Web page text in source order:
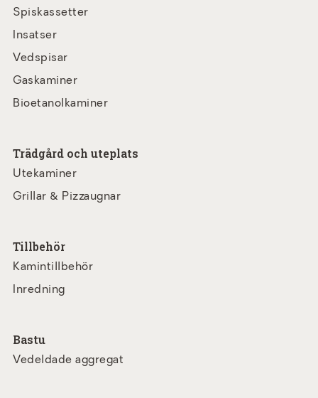
Spiskassetter
Insatser
Vedspisar
Gaskaminer
Bioetanolkaminer
Trädgård och uteplats
Utekaminer
Grillar & Pizzaugnar
Tillbehör
Kamintillbehör
Inredning
Bastu
Vedeldade aggregat